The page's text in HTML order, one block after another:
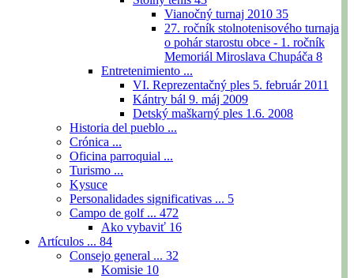
Vianočný turnaj 2010 35
27. ročník stolnotenisového turnaja
o pohár starostu obce - 1. ročník
Memoriál Miroslava Chupáča 8
Entretenimiento ...
VI. Reprezentačný ples 5. február 2011
Kántry bál 9. máj 2009
Detský maškarný ples 1.6. 2008
Historia del pueblo ...
Crónica ...
Oficina parroquial ...
Turismo ...
Kysuce
Personalidades significativas ... 5
Campo de golf ... 472
Ako vybaviť 16
Artículos ... 84
Consejo general ... 32
Komisie 10